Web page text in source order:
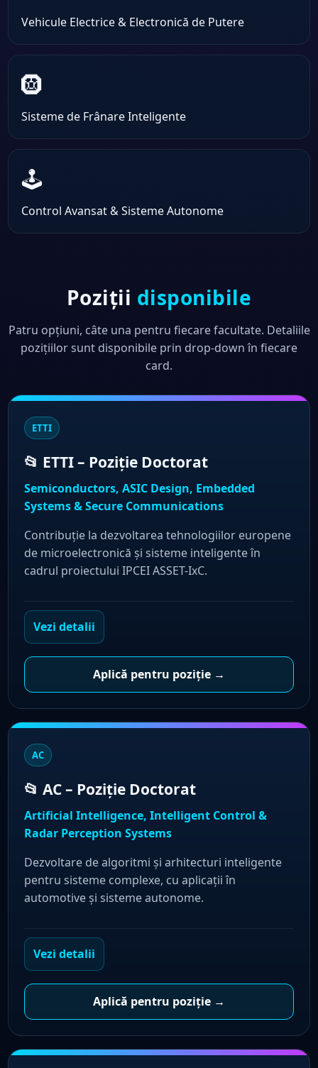
Vehicule Electrice & Electronică de Putere
🛞
Sisteme de Frânare Inteligente
🕹️
Control Avansat & Sisteme Autonome
Poziții disponibile
Patru opțiuni, câte una pentru fiecare facultate. Detaliile
pozițiilor sunt disponibile prin drop-down în fiecare
card.
ETTI
📂 ETTI – Poziție Doctorat
Semiconductors, ASIC Design, Embedded
Systems & Secure Communications
Contribuție la dezvoltarea tehnologiilor europene
de microelectronică și sisteme inteligente în
cadrul proiectului IPCEI ASSET-IxC.
Vezi detalii
Aplică pentru poziție →
AC
📂 AC – Poziție Doctorat
Artificial Intelligence, Intelligent Control &
Radar Perception Systems
Dezvoltare de algoritmi și arhitecturi inteligente
pentru sisteme complexe, cu aplicații în
automotive și sisteme autonome.
Vezi detalii
Aplică pentru poziție →